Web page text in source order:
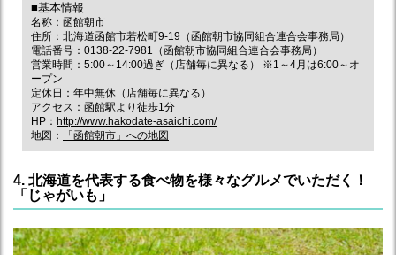
■基本情報
名称：函館朝市
住所：北海道函館市若松町9-19（函館朝市協同組合連合会事務局）
電話番号：0138-22-7981（函館朝市協同組合連合会事務局）
営業時間：5:00～14:00過ぎ（店舗毎に異なる） ※1～4月は6:00～オ
ープン
定休日：年中無休（店舗毎に異なる）
アクセス：函館駅より徒歩1分
HP： http://www.hakodate-asaichi.com/
地図：
「函館朝市」への地図
4. 北海道を代表する食べ物を様々なグルメでいただく！
「じゃがいも」